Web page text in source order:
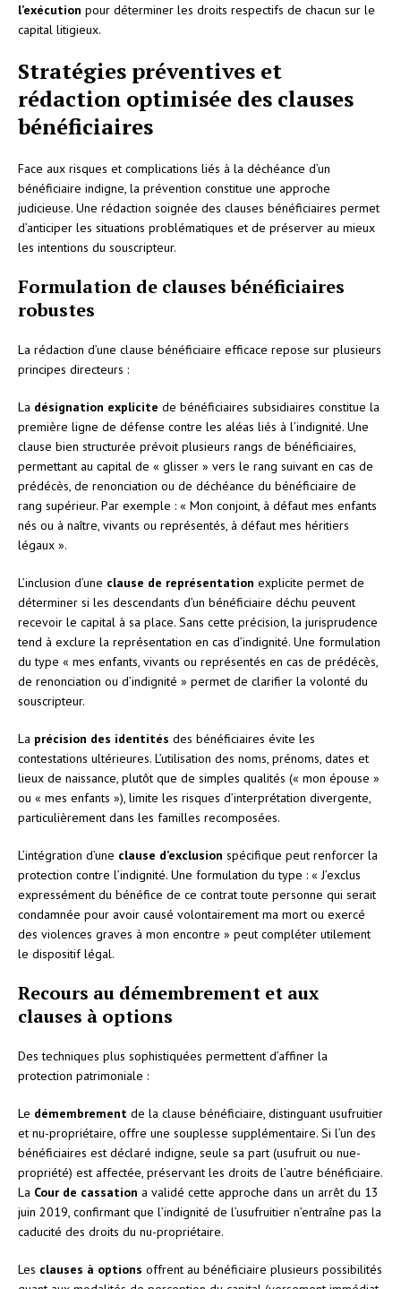
l’exécution pour déterminer les droits respectifs de chacun sur le
capital litigieux.
Stratégies préventives et
rédaction optimisée des clauses
bénéficiaires
Face aux risques et complications liés à la déchéance d’un
bénéficiaire indigne, la prévention constitue une approche
judicieuse. Une rédaction soignée des clauses bénéficiaires permet
d’anticiper les situations problématiques et de préserver au mieux
les intentions du souscripteur.
Formulation de clauses bénéficiaires
robustes
La rédaction d’une clause bénéficiaire efficace repose sur plusieurs
principes directeurs :
La désignation explicite de bénéficiaires subsidiaires constitue la
première ligne de défense contre les aléas liés à l’indignité. Une
clause bien structurée prévoit plusieurs rangs de bénéficiaires,
permettant au capital de « glisser » vers le rang suivant en cas de
prédécès, de renonciation ou de déchéance du bénéficiaire de
rang supérieur. Par exemple : « Mon conjoint, à défaut mes enfants
nés ou à naître, vivants ou représentés, à défaut mes héritiers
légaux ».
L’inclusion d’une clause de représentation explicite permet de
déterminer si les descendants d’un bénéficiaire déchu peuvent
recevoir le capital à sa place. Sans cette précision, la jurisprudence
tend à exclure la représentation en cas d’indignité. Une formulation
du type « mes enfants, vivants ou représentés en cas de prédécès,
de renonciation ou d’indignité » permet de clarifier la volonté du
souscripteur.
La précision des identités des bénéficiaires évite les
contestations ultérieures. L’utilisation des noms, prénoms, dates et
lieux de naissance, plutôt que de simples qualités (« mon épouse »
ou « mes enfants »), limite les risques d’interprétation divergente,
particulièrement dans les familles recomposées.
L’intégration d’une clause d’exclusion spécifique peut renforcer la
protection contre l’indignité. Une formulation du type : « J’exclus
expressément du bénéfice de ce contrat toute personne qui serait
condamnée pour avoir causé volontairement ma mort ou exercé
des violences graves à mon encontre » peut compléter utilement
le dispositif légal.
Recours au démembrement et aux
clauses à options
Des techniques plus sophistiquées permettent d’affiner la
protection patrimoniale :
Le démembrement de la clause bénéficiaire, distinguant usufruitier
et nu-propriétaire, offre une souplesse supplémentaire. Si l’un des
bénéficiaires est déclaré indigne, seule sa part (usufruit ou nue-
propriété) est affectée, préservant les droits de l’autre bénéficiaire.
La Cour de cassation a validé cette approche dans un arrêt du 13
juin 2019, confirmant que l’indignité de l’usufruitier n’entraîne pas la
caducité des droits du nu-propriétaire.
Les clauses à options offrent au bénéficiaire plusieurs possibilités